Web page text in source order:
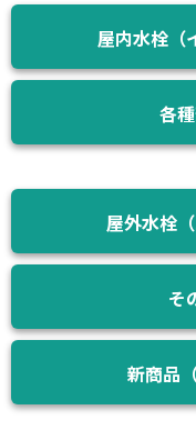
屋内水栓（
各
屋外水栓
そ
新商品